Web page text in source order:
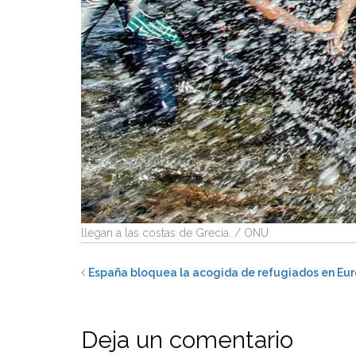
llegan a las costas de Grecia. / ONU
España bloquea la acogida de refugiados en
Deja un comentario